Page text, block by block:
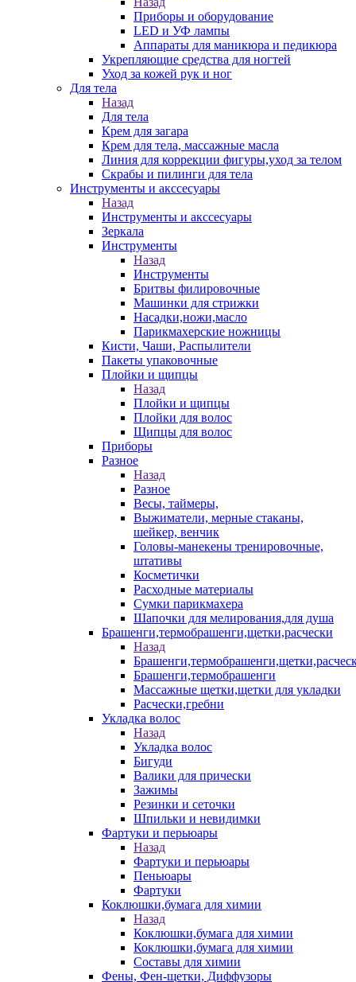
Приборы и оборудование
LED и УФ лампы
Аппараты для маникюра и педикюра
Укрепляющие средства для ногтей
Уход за кожей рук и ног
Для тела
Назад
Для тела
Крем для загара
Крем для тела, массажные масла
Линия для коррекции фигуры,уход за телом
Скрабы и пилинги для тела
Инструменты и акссесуары
Назад
Инструменты и акссесуары
Зеркала
Инструменты
Назад
Инструменты
Бритвы филировочные
Машинки для стрижки
Насадки,ножи,масло
Парикмахерские ножницы
Кисти, Чаши, Распылители
Пакеты упаковочные
Плойки и щипцы
Назад
Плойки и щипцы
Плойки для волос
Щипцы для волос
Приборы
Разное
Назад
Разное
Весы, таймеры,
Выжиматели, мерные стаканы,
шейкер, венчик
Головы-манекены тренировочные,
штативы
Косметички
Расходные материалы
Сумки парикмахера
Шапочки для мелирования,для душа
Брашенги,термобрашенги,щетки,расчески
Назад
Брашенги,термобрашенги
Массажные щетки,щетки для укладки
Расчески,гребни
Укладка волос
Назад
Укладка волос
Бигуди
Валики для прически
Зажимы
Резинки и сеточки
Шпильки и невидимки
Фартуки и перьюары
Назад
Фартуки и перьюары
Пеньюары
Фартуки
Коклюшки,бумага для химии
Назад
Коклюшки,бумага для химии
Коклюшки,бумага для химии
Составы для химии
Фены, Фен-щетки, Диффузоры